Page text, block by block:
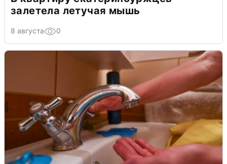
залетела летучая мышь
8 августа 0